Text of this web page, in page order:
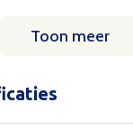
Toon meer